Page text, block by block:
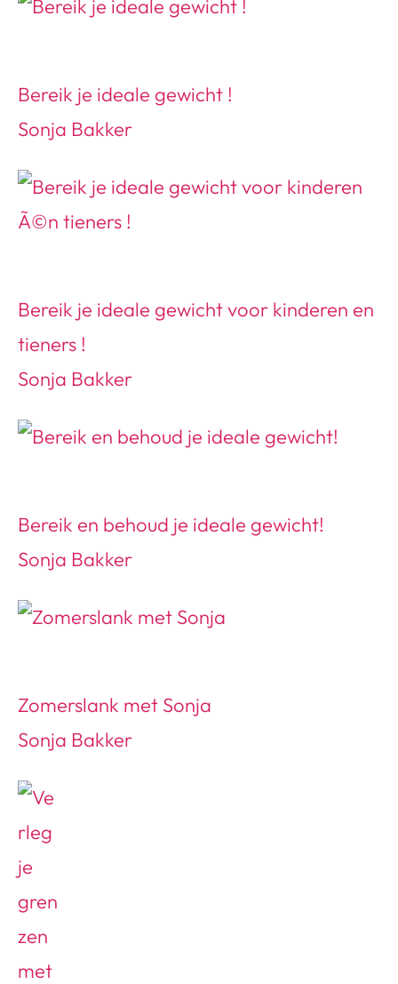
Bereik je ideale gewicht !
Sonja Bakker
Bereik je ideale gewicht voor kinderen en
tieners !
Sonja Bakker
Bereik en behoud je ideale gewicht!
Sonja Bakker
Zomerslank met Sonja
Sonja Bakker